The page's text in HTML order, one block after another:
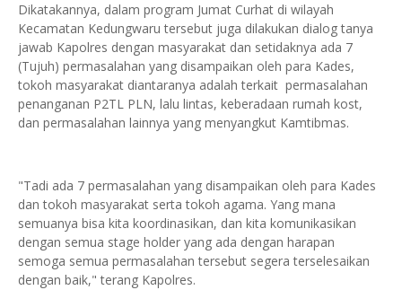
Dikatakannya, dalam program Jumat Curhat di wilayah
Kecamatan Kedungwaru tersebut juga dilakukan dialog tanya
jawab Kapolres dengan masyarakat dan setidaknya ada 7
(Tujuh) permasalahan yang disampaikan oleh para Kades,
tokoh masyarakat diantaranya adalah terkait permasalahan
penanganan P2TL PLN, lalu lintas, keberadaan rumah kost,
dan permasalahan lainnya yang menyangkut Kamtibmas.
"Tadi ada 7 permasalahan yang disampaikan oleh para Kades
dan tokoh masyarakat serta tokoh agama. Yang mana
semuanya bisa kita koordinasikan, dan kita komunikasikan
dengan semua stage holder yang ada dengan harapan
semoga semua permasalahan tersebut segera terselesaikan
dengan baik," terang Kapolres.